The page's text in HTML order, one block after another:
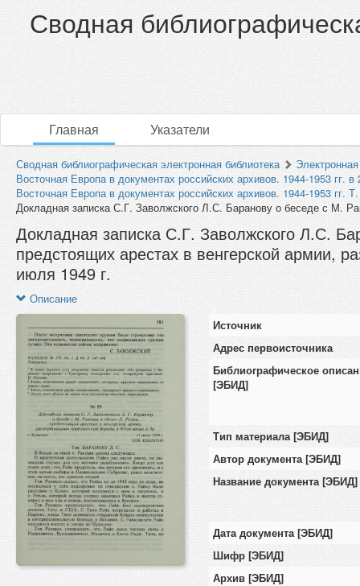
Сводная
Главная Указатели
Сводная библиографическая электронная библиотека
Восточная Европа в документах российских архивов. 1944-1953 гг. в
Восточная Европа в документах российских архивов. 1944-1953 гг.
Докладная записка С.Г. Заволжского Л.С. Баранову о беседе с М.
Докладная записка С.Г. Заволжского Л.С.
предстоящих арестах в венгерской армии,
июля 1949 г.
Описание
Источник
Адрес первоисточника
Библиографическое
[ЭБИД]
Тип материала [ЭБИД]
Автор документа [ЭБИД]
Название документа [ЭБИД]
Дата документа [ЭБИД]
Шифр [ЭБИД]
Архив [ЭБИД]